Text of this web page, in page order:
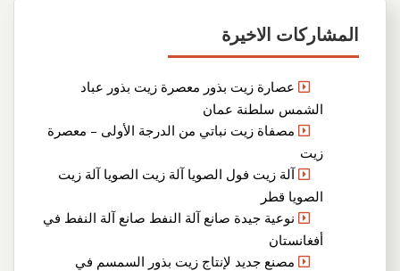
المشاركات الاخيرة
عصارة زيت بذور معصرة زيت بذور عباد
الشمس سلطنة عمان
مصفاة زيت نباتي من الدرجة الأولى – معصرة
زيت
آلة زيت فول الصويا آلة زيت الصويا آلة زيت
الصويا قطر
نوعية جيدة صانع آلة النفط صانع آلة النفط في
أفغانستان
مصنع جديد لإنتاج زيت بذور السمسم في